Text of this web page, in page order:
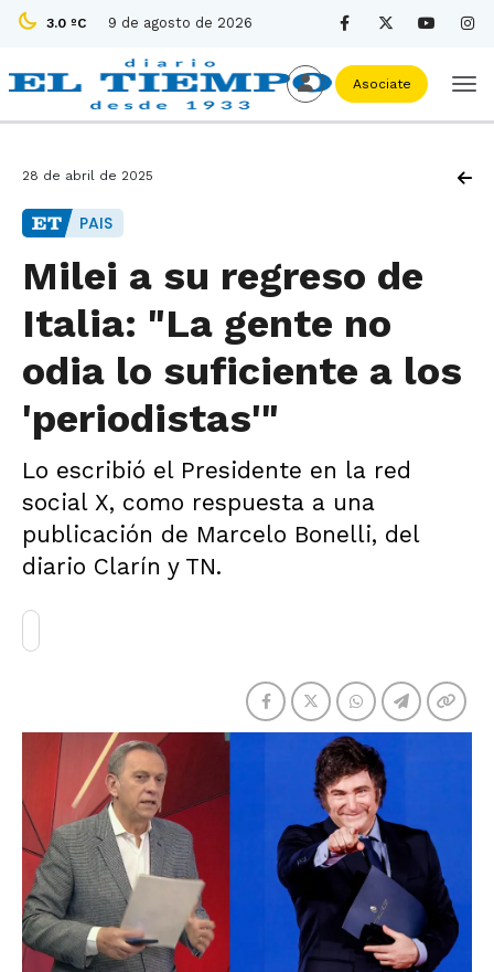
3.0 ºC 9 de agosto de 2026
Asociate
28 de abril de 2025
PAIS
Milei a su regreso de
Italia: "La gente no
odia lo suficiente a los
'periodistas'"
Lo escribió el Presidente en la red
social X, como respuesta a una
publicación de Marcelo Bonelli, del
diario Clarín y TN.